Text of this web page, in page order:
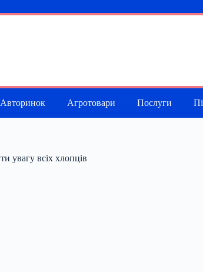
Авторинок Агротовари Послуги
увагу всіх хлопців